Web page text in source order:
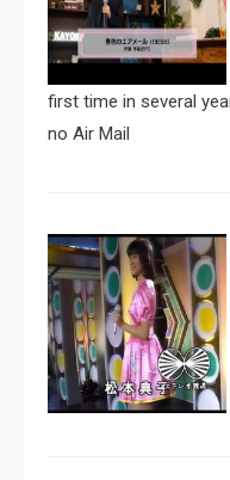
first time in several
no Air Mail